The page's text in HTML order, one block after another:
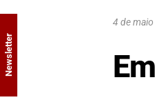
4 de
Newsletter